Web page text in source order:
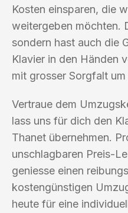
Kosten einsparen, die
weitergeben möchten.
sondern hast auch die
Klavier in den Händen
mit grosser Sorgfalt
Vertraue dem
lass uns für dich den
Thanet übernehmen.
unschlagbaren Preis-
geniesse einen
kostengünstigen
heute für eine